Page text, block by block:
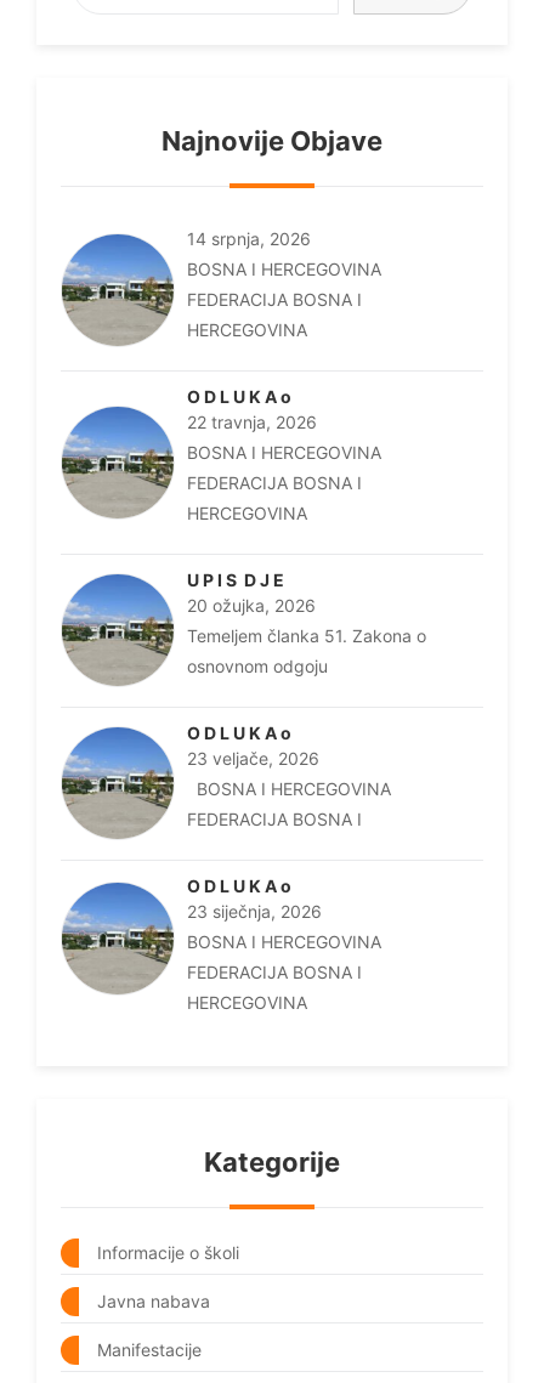
Najnovije Objave
14 srpnja, 2026
BOSNA I HERCEGOVINA
FEDERACIJA BOSNA I
HERCEGOVINA
O D L U K A o
22 travnja, 2026
BOSNA I HERCEGOVINA
FEDERACIJA BOSNA I
HERCEGOVINA
U P I S D J E
20 ožujka, 2026
Temeljem članka 51. Zakona o
osnovnom odgoju
O D L U K A o
23 veljače, 2026
BOSNA I HERCEGOVINA
FEDERACIJA BOSNA I
O D L U K A o
23 siječnja, 2026
BOSNA I HERCEGOVINA
FEDERACIJA BOSNA I
HERCEGOVINA
Kategorije
Informacije o školi
Javna nabava
Manifestacije